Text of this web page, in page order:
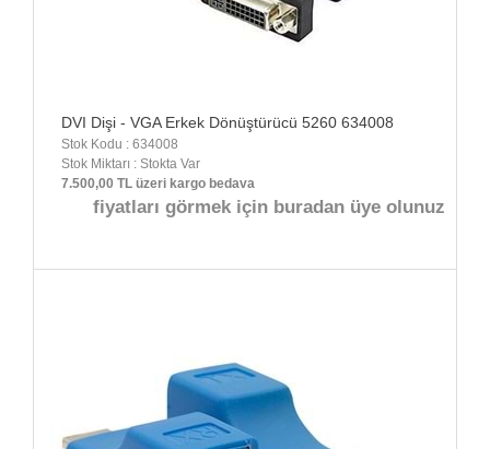
DVI Dişi - VGA Erkek Dönüştürücü 5260 634008
Stok Kodu : 634008
Stok Miktarı : Stokta Var
7.500,00 TL üzeri kargo bedava
fiyatları görmek için buradan üye olunuz